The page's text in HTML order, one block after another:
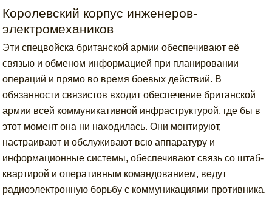
Королевский корпус инженеров-
электромехаников
Эти спецвойска британской армии обеспечивают её
связью и обменом информацией при планировании
операций и прямо во время боевых действий. В
обязанности связистов входит обеспечение британской
армии всей коммуникативной инфраструктурой, где бы в
этот момент она ни находилась. Они монтируют,
настраивают и обслуживают всю аппаратуру и
информационные системы, обеспечивают связь со штаб-
квартирой и оперативным командованием, ведут
радиоэлектронную борьбу с коммуникациями противника.